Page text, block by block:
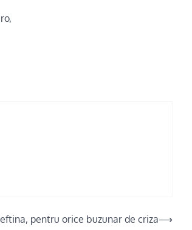
pentru orice buzunar de criza⟶